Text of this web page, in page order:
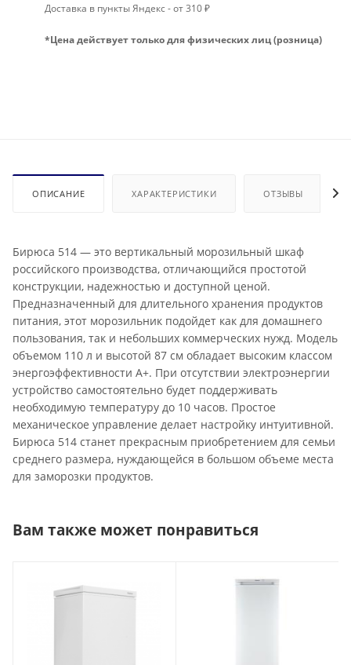
Доставка в пункты Яндекс - от 310 ₽
*Цена действует только для физических лиц (розница)
ОПИСАНИЕ ХАРАКТЕРИСТИКИ ОТЗЫВЫ
Бирюса 514 — это вертикальный морозильный шкаф
российского производства, отличающийся простотой
конструкции, надежностью и доступной ценой.
Предназначенный для длительного хранения продуктов
питания, этот морозильник подойдет как для домашнего
пользования, так и небольших коммерческих нужд. Модель
объемом 110 л и высотой 87 см обладает высоким классом
энергоэффективности А+. При отсутствии электроэнергии
устройство самостоятельно будет поддерживать
необходимую температуру до 10 часов. Простое
механическое управление делает настройку интуитивной.
Бирюса 514 станет прекрасным приобретением для семьи
среднего размера, нуждающейся в большом объеме места
для заморозки продуктов.
Вам также может понравиться